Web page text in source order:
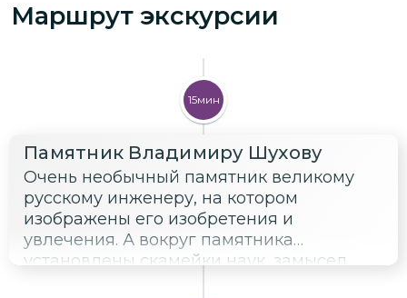
Маршрут экскурсии
15мин
Памятник Владимиру Шухову
Очень необычный памятник великому
русскому инженеру, на котором
изображены его изобретения и
увлечения. А вокруг памятника
установлены скамейки наук, замысел